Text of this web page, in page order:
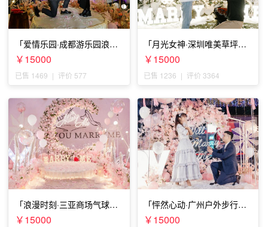
「爱情乐园·成都游乐园浪漫
求婚」
￥15000
已售 1469 | 评价 577
「月光女神·深圳唯美草坪浪
漫求婚」
￥15000
已售 1236 | 评价 3364
「浪漫时刻·三亚商场气球雨
惊喜求婚」
￥15000
「怦然心动·广州户外步行街
求婚」
￥15000